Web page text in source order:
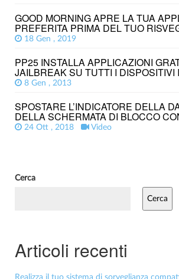
GOOD MORNING APRE LA TUA
PREFERITA PRIMA DEL TUO
18 Gen , 2019
PP25 INSTALLA APPLICAZIONI
JAILBREAK SU TUTTI I DISPOSITIVI
8 Gen , 2013
SPOSTARE L’INDICATORE DELLA
DELLA SCHERMATA DI BLOCCO
24 Ott , 2018 Video
Cerca
Cerca
Articoli recenti
Realizza il tuo sistema di sorveglianza